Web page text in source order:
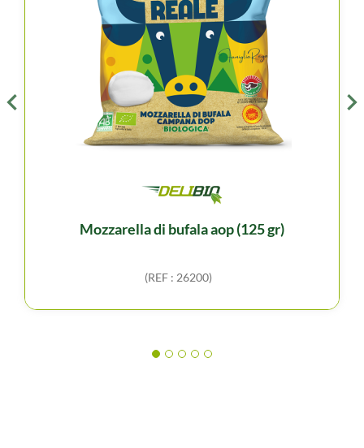
mozzarella di bufala aop (125 gr)
(REF : 26200)